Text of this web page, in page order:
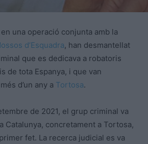
en una operació conjunta amb la
d’Esquadra, han desmantellat
que es dedicava a robatoris
de tota Espanya, i que van
d’un any a Tortosa.
de 2021, el grup criminal va
Catalunya, concretament a Tortosa,
fet. La recerca judicial es va